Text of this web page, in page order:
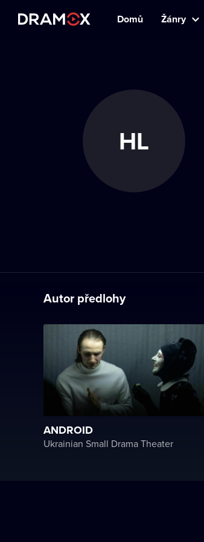
Domů Žánry
HL
Autor předlohy
ANDROID
Ukrainian Small Drama Theater